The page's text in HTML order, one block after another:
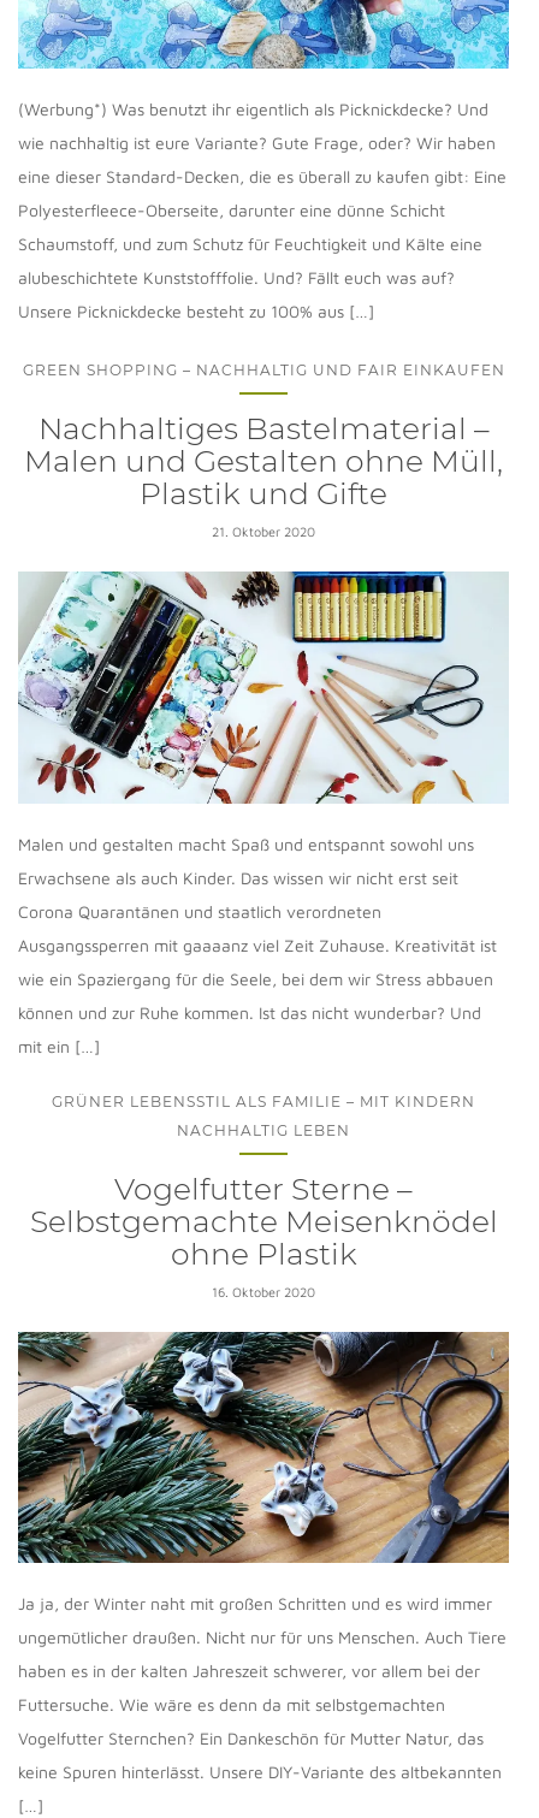
(Werbung*) Was benutzt ihr eigentlich als Picknickdecke? Und
wie nachhaltig ist eure Variante? Gute Frage, oder? Wir haben
eine dieser Standard-Decken, die es überall zu kaufen gibt: Eine
Polyesterfleece-Oberseite, darunter eine dünne Schicht
Schaumstoff, und zum Schutz für Feuchtigkeit und Kälte eine
alubeschichtete Kunststofffolie. Und? Fällt euch was auf?
Unsere Picknickdecke besteht zu 100% aus […]
GREEN SHOPPING – NACHHALTIG UND FAIR EINKAUFEN
Nachhaltiges Bastelmaterial –
Malen und Gestalten ohne Müll,
Plastik und Gifte
21. Oktober 2020
Malen und gestalten macht Spaß und entspannt sowohl uns
Erwachsene als auch Kinder. Das wissen wir nicht erst seit
Corona Quarantänen und staatlich verordneten
Ausgangssperren mit gaaaanz viel Zeit Zuhause. Kreativität ist
wie ein Spaziergang für die Seele, bei dem wir Stress abbauen
können und zur Ruhe kommen. Ist das nicht wunderbar? Und
mit ein […]
GRÜNER LEBENSSTIL ALS FAMILIE – MIT KINDERN
NACHHALTIG LEBEN
Vogelfutter Sterne –
Selbstgemachte Meisenknödel
ohne Plastik
16. Oktober 2020
Ja ja, der Winter naht mit großen Schritten und es wird immer
ungemütlicher draußen. Nicht nur für uns Menschen. Auch Tiere
haben es in der kalten Jahreszeit schwerer, vor allem bei der
Futtersuche. Wie wäre es denn da mit selbstgemachten
Vogelfutter Sternchen? Ein Dankeschön für Mutter Natur, das
keine Spuren hinterlässt. Unsere DIY-Variante des altbekannten
[…]